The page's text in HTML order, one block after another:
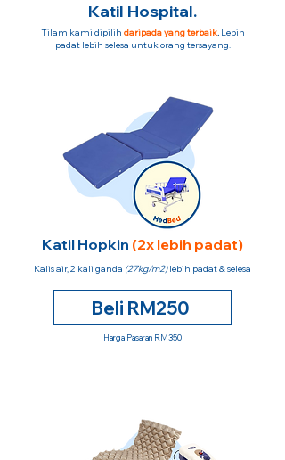
Katil Hospital.
Tilam kami dipilih daripada yang terbaik.Lebih
padat lebih selesa untuk orang tersayang.
Katil Hopkin (2x lebih padat)
Kalis air, 2 kali ganda (27kg/m2)lebih padat & selesa
Beli RM250
Harga Pasaran RM350